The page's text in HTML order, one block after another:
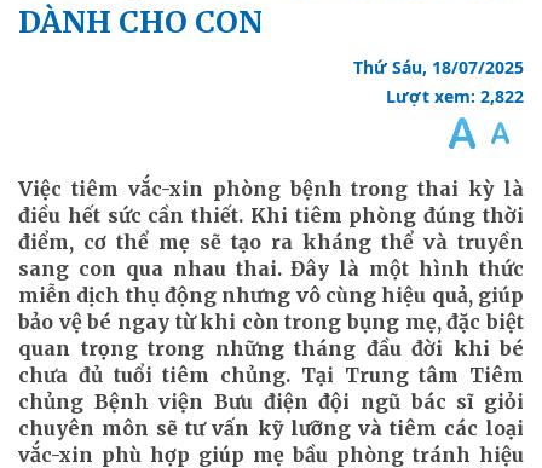
DÀNH CHO CON
Thứ Sáu, 18/07/2025
Lượt xem: 2,822
Việc tiêm vắc-xin phòng bệnh trong thai kỳ là
điều hết sức cần thiết. Khi tiêm phòng đúng thời
điểm, cơ thể mẹ sẽ tạo ra kháng thể và truyền
sang con qua nhau thai. Đây là một hình thức
miễn dịch thụ động nhưng vô cùng hiệu quả, giúp
bảo vệ bé ngay từ khi còn trong bụng mẹ, đặc biệt
quan trọng trong những tháng đầu đời khi bé
chưa đủ tuổi tiêm chủng. Tại Trung tâm Tiêm
chủng Bệnh viện Bưu điện đội ngũ bác sĩ giỏi
chuyên môn sẽ tư vấn kỹ lưỡng và tiêm các loại
vắc-xin phù hợp giúp mẹ bầu phòng tránh hiệu